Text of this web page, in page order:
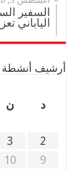
السفير
الياباني
أرشيف أنشطة
د
ن
2
3
9
10